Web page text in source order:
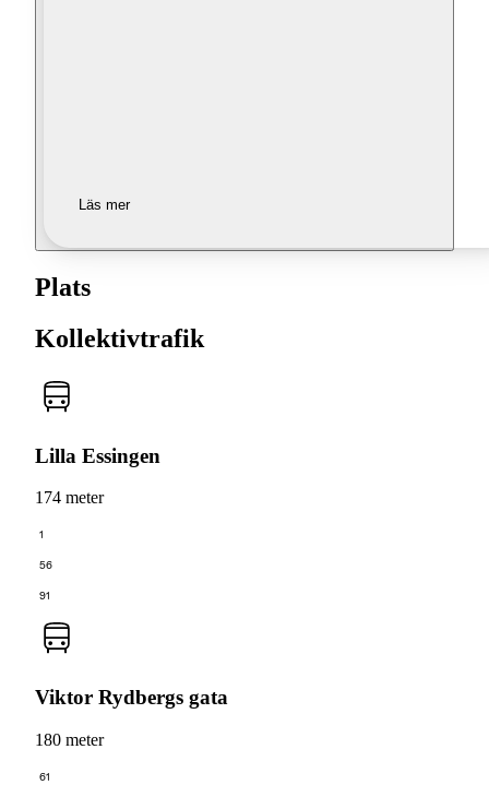
Läs mer
Plats
Kollektivtrafik
Lilla Essingen
174 meter
1
56
91
Viktor Rydbergs gata
180 meter
61